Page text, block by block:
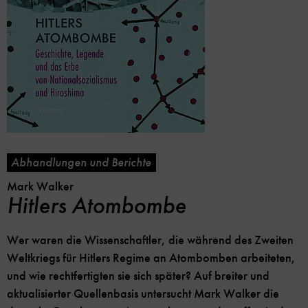
Abhandlungen und Berichte
Mark Walker
Hitlers Atombombe
Wer waren die Wissenschaftler, die während des Zweiten
Weltkriegs für Hitlers Regime an Atombomben arbeiteten,
und wie rechtfertigten sie sich später? Auf breiter und
aktualisierter Quellenbasis untersucht Mark Walker die